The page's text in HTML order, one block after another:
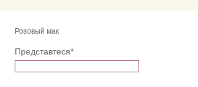
Розовый мак
Представтеся*